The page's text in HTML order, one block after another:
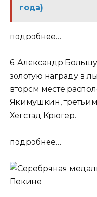
года)
подробнее…
6. Александр
золотую награду в
втором месте
Якимушкин,
Хегстад Крюгер.
подробнее…